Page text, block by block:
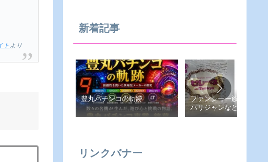
ト より
新着記事
豊丸パチンコの軌跡
ファンシー一族（ピレー
パリジャンなど）
リンクバナー